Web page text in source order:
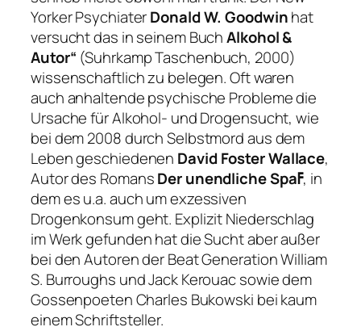
Yorker PsychiaterDonald W. Goodwinhat
versucht das in seinem BuchAlkohol &
Autor“ (Suhrkamp Taschenbuch, 2000)
wissenschaftlich zu belegen. Oft waren
auch anhaltende psychische Probleme die
Ursache für Alkohol- und Drogensucht, wie
bei dem 2008 durch Selbstmord aus dem
Leben geschiedenen David Foster Wallace,
Autor des Romans
Der unendliche Spaߓ, in
dem es u.a. auch um exzessiven
Drogenkonsum geht. Explizit Niederschlag
im Werk gefunden hat die Sucht aber außer
bei den Autoren der Beat Generation William
S. Burroughs und Jack Kerouac sowie dem
Gossenpoeten Charles Bukowski bei kaum
einem Schriftsteller.